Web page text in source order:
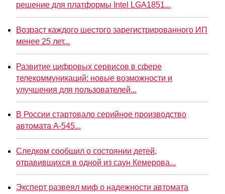
решение для платформы Intel LGA1851...
Возраст каждого шестого зарегистрированного ИП
менее 25 лет...
Развитие цифровых сервисов в сфере
телекоммуникаций: новые возможности и
улучшения для пользователей...
В России стартовало серийное производство
автомата А-545...
Следком сообщил о состоянии детей,
отравившихся в одной из саун Кемерова...
Эксперт развеял миф о надежности автомата